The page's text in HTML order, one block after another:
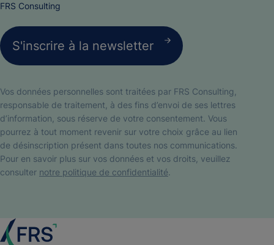
FRS Consulting
Vos données personnelles sont traitées par FRS Consulting,
responsable de traitement, à des fins d’envoi de ses lettres
d’information, sous réserve de votre consentement. Vous
pourrez à tout moment revenir sur votre choix grâce au lien
de désinscription présent dans toutes nos communications.
Pour en savoir plus sur vos données et vos droits, veuillez
consulter notre politique de confidentialité.